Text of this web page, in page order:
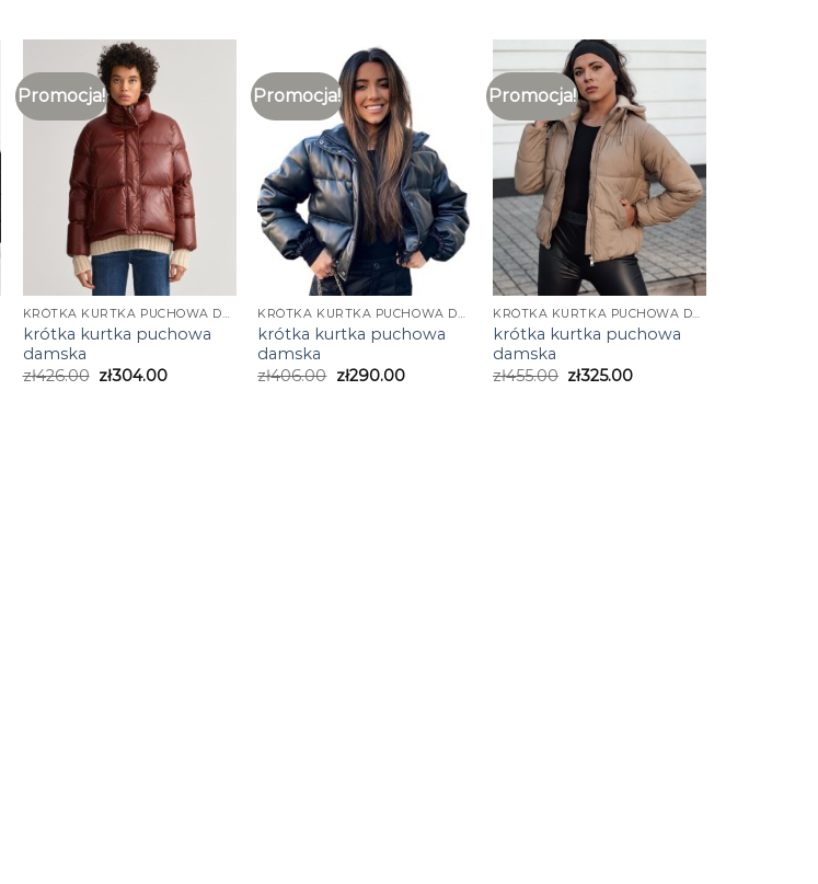
Promocja!
KRÓTKA KURTKA PUCHOWA DAMSKA
krótka kurtka puchowa
damska
zł426.00 zł304.00
Promocja!
KRÓTKA KURTKA PUCHOWA DAMSKA
krótka kurtka puchowa
damska
zł406.00 zł290.00
Promocja!
KRÓTKA KURTKA PUCHOWA DAMSKA
krótka kurtka puchowa
damska
zł455.00 zł325.00